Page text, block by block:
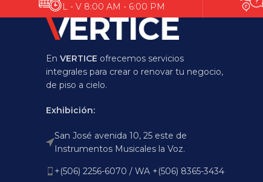
L - V 8:00 AM - 6:00 PM
En VERTICE ofrecemos servicios
integrales para crear o renovar tu negocio,
de piso a cielo.
Exhibición:
San José avenida 10, 25 este de
Instrumentos Musicales la Voz.
+(506) 2256-6070 / WA +(506) 8365-3434